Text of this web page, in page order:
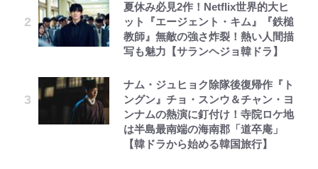
夏休み必見2作！Netflix世界的大ヒ
ット『エージェント・キム』『鉄槌
教師』無敵の強さ炸裂！熱い人間描
写も魅力【サランヘジョ韓ドラ】
ナム・ジュヒョク除隊後復帰作『ト
ングン』チョ・スンウ＆チャン・ヨ
ンナムの熱演に釘付け！寺院ロケ地
は半島最南端の海南郡「道卒庵」
【韓ドラから始める韓国旅行】